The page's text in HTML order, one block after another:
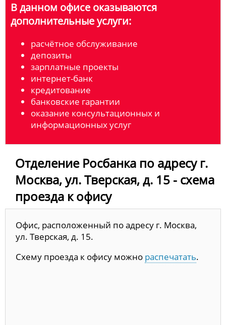
В данном офисе оказываются
дополнительные услуги:
расчётное обслуживание
депозиты
зарплатные проекты
интернет-банк
кредитование
банковские гарантии
оказание консультационных и
информационных услуг
Отделение Росбанка по адресу г.
Москва, ул. Тверская, д. 15 - схема
проезда к офису
Офис, расположенный по адресу г. Москва,
ул. Тверская, д. 15.
Схему проезда к офису можно распечатать.